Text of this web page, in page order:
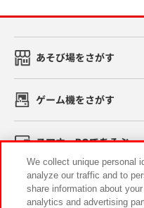
あそび場をさがす
ゲーム機をさがす
スマホ・PCであそぶ
イベント・キャンペーン
We collect unique personal
analyze our traffic and to
share information about
analytics and advertising